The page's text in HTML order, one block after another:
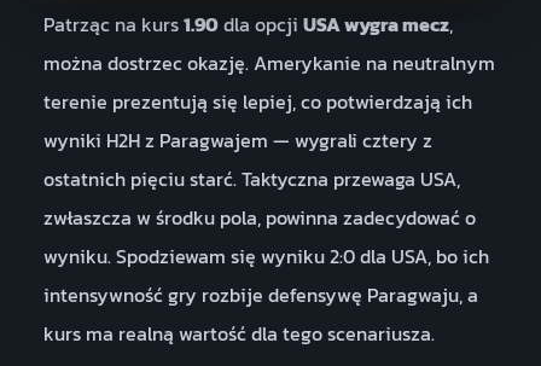
Patrząc na kurs1.90dla opcji USA wygra mecz,
można dostrzec okazję. Amerykanie na neutralnym
terenie prezentują się lepiej, co potwierdzają ich
wyniki H2H z Paragwajem — wygrali cztery z
ostatnich pięciu starć. Taktyczna przewaga USA,
zwłaszcza w środku pola, powinna zadecydować o
wyniku. Spodziewam się wyniku 2:0 dla USA, bo ich
intensywność gry rozbije defensywę Paragwaju, a
kurs ma realną wartość dla tego scenariusza.